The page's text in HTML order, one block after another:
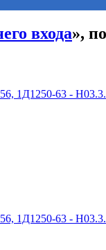
входа»,
1Д1250-63 -
1Д1250-63 -